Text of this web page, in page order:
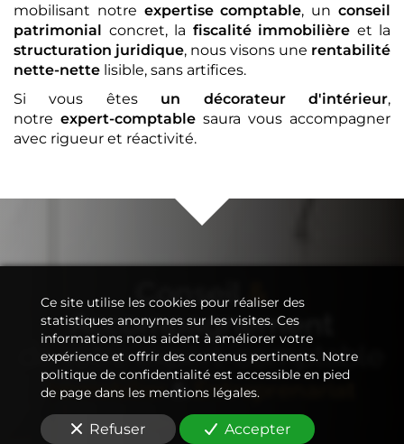
mobilisant notre expertise comptable, unconseil
patrimonial concret, la fiscalité immobilière et la
structuration juridique, nous visons une rentabilité
nette-nette lisible, sans artifices.
Si vous êtes un décorateur d'intérieur,
notre expert-comptable saura vous accompagner
avec rigueur et réactivité.
Conseil&
Accompagnement
de votreexpert-comptable
Immobilier&Entreprenariat
Ce site utilise les cookies pour réaliser des
statistiques anonymes sur les visites. Ces
informations nous aident à améliorer votre
expérience et offrir des contenus pertinents. Notre
politique de confidentialité est accessible en pied
de page dans les mentions légales.
Refuser Accepter